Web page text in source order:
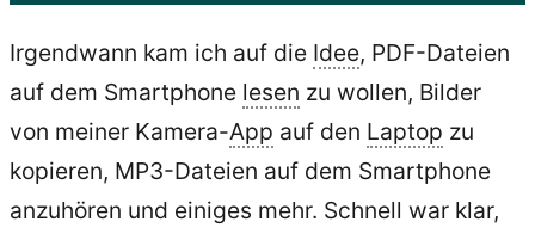
Irgendwann kam ich auf die Idee, PDF-Dateien
auf dem Smartphone lesen zu wollen, Bilder
von meiner Kamera-App auf den Laptop zu
kopieren, MP3-Dateien auf dem Smartphone
anzuhören und einiges mehr. Schnell war klar,